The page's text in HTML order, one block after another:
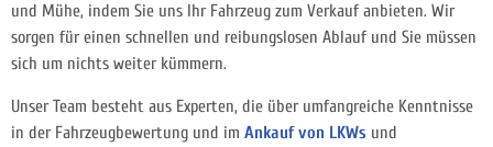
und Mühe, indem Sie uns Ihr Fahrzeug zum Verkauf anbieten. Wir
sorgen für einen schnellen und reibungslosen Ablauf und Sie müssen
sich um nichts weiter kümmern.
Unser Team besteht aus Experten, die über umfangreiche Kenntnisse
in der Fahrzeugbewertung und im Ankauf von LKWs und